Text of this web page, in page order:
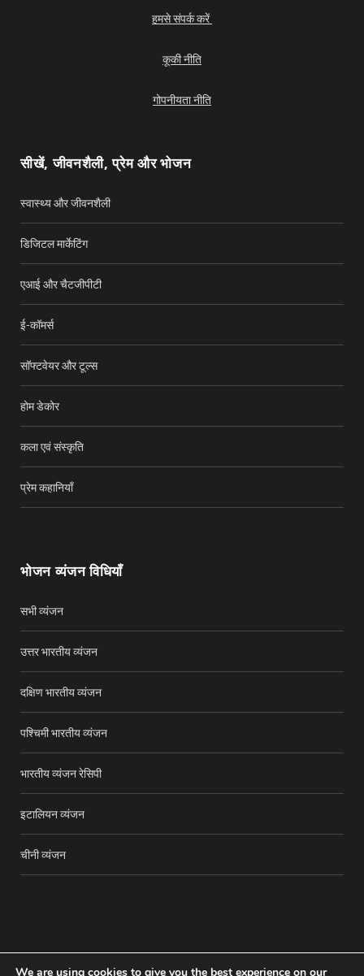
c
e
u
हमसे संपर्क करें
कूकी नीति
गोपनीयता नीति
सीखें, जीवनशैली, प्रेम और भोजन
स्वास्थ्य और जीवनशैली
डिजिटल मार्केटिंग
एआई और चैटजीपीटी
ई-कॉमर्स
सॉफ्टवेयर और टूल्स
होम डेकोर
कला एवं संस्कृति
प्रेम कहानियाँ
भोजन व्यंजन विधियाँ
सभी व्यंजन
उत्तर भारतीय व्यंजन
दक्षिण भारतीय व्यंजन
पश्चिमी भारतीय व्यंजन
भारतीय व्यंजन रेसिपी
इटालियन व्यंजन
चीनी व्यंजन
We are using cookies to give you the best experience on our